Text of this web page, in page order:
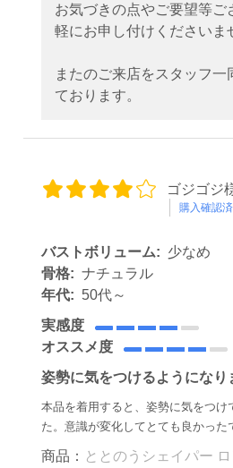
お気づきの点やご要望等ご
軽にお申し付けくださいま
またのご来店をスタッフ一
ております。
ゴジゴジ
購入確認
バストボリューム: 少なめ
骨格: ナチュラル
年代: 50代～
実感度
オススメ度
姿勢に気をつけるようになり
本品を着用すると、姿勢に気をつけ
た。意識が変化してとても良かった
商品： ととのうシェイパー